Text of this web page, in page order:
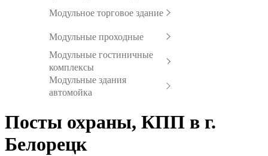
Модульное торговое здание
Модульные проходные
Модульные гостиничные
комплексы
Модульные здания
автомойка
Посты охраны, КПП в г.
Белорецк